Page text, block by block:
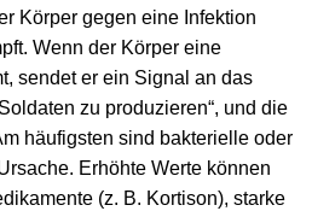
Körper gegen eine Infektion
Wenn der Körper eine
sendet er ein Signal an das
zu produzieren“, und die
häufigsten sind bakterielle oder
Erhöhte Werte können
(z. B. Kortison), starke